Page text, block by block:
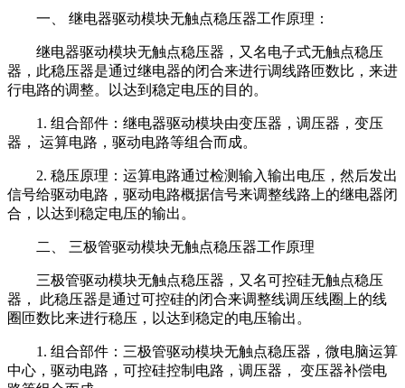
一、 继电器驱动模块无触点稳压器工作原理：
继电器驱动模块无触点稳压器，又名电子式无触点稳压
器，此稳压器是通过继电器的闭合来进行调线路匝数比，来进
行电路的调整。以达到稳定电压的目的。
1. 组合部件：继电器驱动模块由变压器，调压器，变压
器， 运算电路，驱动电路等组合而成。
2. 稳压原理：运算电路通过检测输入输出电压，然后发出
信号给驱动电路，驱动电路概据信号来调整线路上的继电器闭
合，以达到稳定电压的输出。
二、 三极管驱动模块无触点稳压器工作原理
三极管驱动模块无触点稳压器，又名可控硅无触点稳压
器， 此稳压器是通过可控硅的闭合来调整线调压线圈上的线
圈匝数比来进行稳压，以达到稳定的电压输出。
1. 组合部件：三极管驱动模块无触点稳压器，微电脑运算
中心，驱动电路，可控硅控制电路，调压器， 变压器补偿电